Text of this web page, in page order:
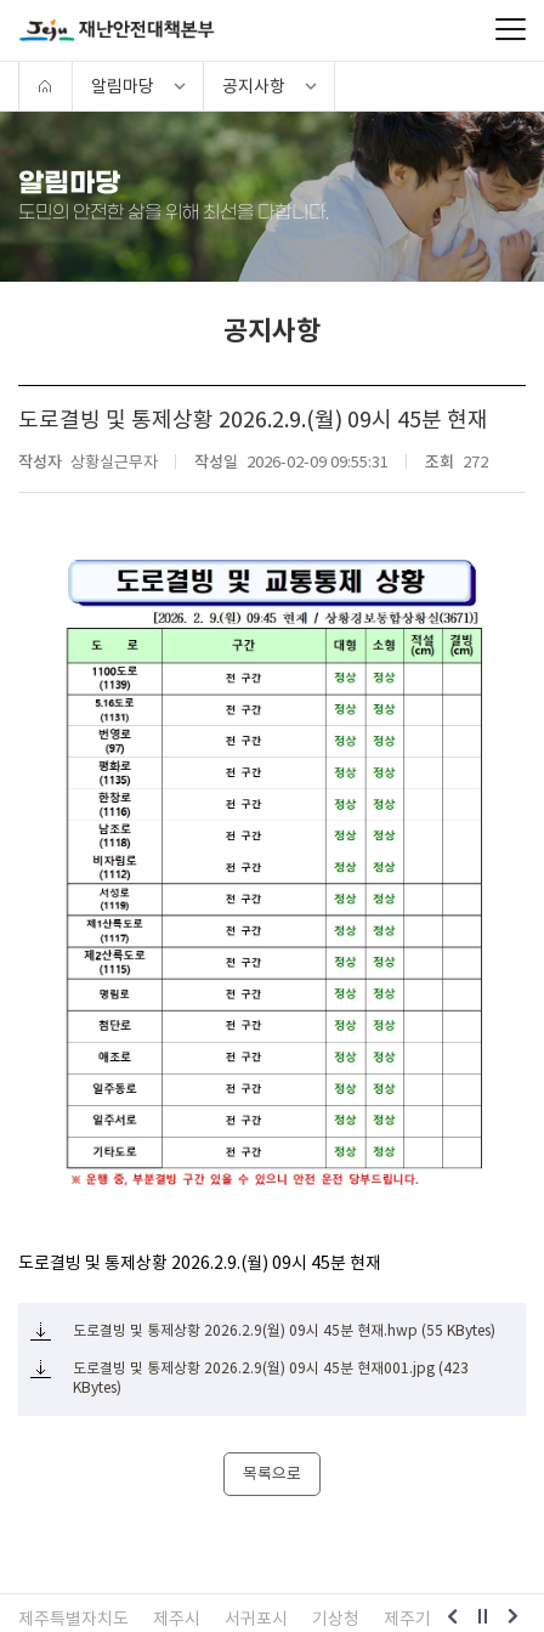
알림마당 공지사항
알림마당
도민의 안전한 삶을 위해 최선을 다합니다.
공지사항
도로결빙 및 통제상황 2026.2.9.(월) 09시 45분 현재
작성자 상황실근무자 작성일 2026-02-09 09:55:31 조회 272
도로결빙 및 통제상황 2026.2.9.(월) 09시 45분 현재
도로결빙 및 통제상황 2026.2.9(월) 09시 45분 현재.hwp (55 KBytes)
도로결빙 및 통제상황 2026.2.9(월) 09시 45분 현재001.jpg (423
KBytes)
목록으로
제주특별자치도 제주시 서귀포시 기상청 제주기상청 제주교